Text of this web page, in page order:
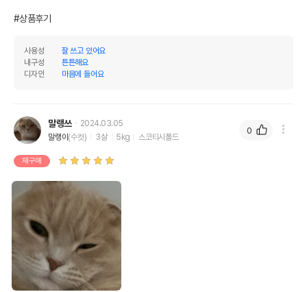
#상품후기
사용성
잘 쓰고 있어요
내구성
튼튼해요
디자인
마음에 들어요
말랭쓰
2024.03.05
말랭이 (수컷) 3살 5kg 스코티시폴드
재구매
0